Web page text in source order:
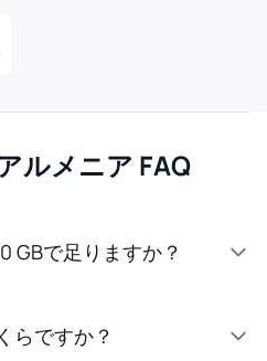
ルメニア FAQ
GBで足りますか？
らですか？